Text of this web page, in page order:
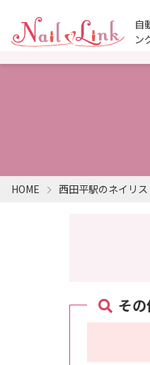
自
ン
HOME 西田平駅のネイリ
そ